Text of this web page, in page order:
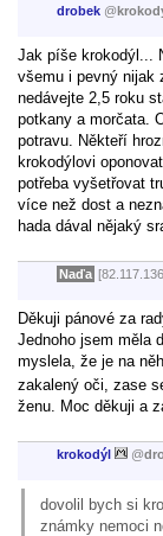
drobek @
Jak píše krokodýl...
všemu i pevný nijak
nedávejte 2,5 roku
potkany a morčata.
potravu. Někteří
krokodýlovi
potřeba vyšetřovat
více než dost a
hada dával nějaký
Naďa
Děkuji pánové za
Jednoho jsem měla
myslela, že je na
zakalený oči, zase
ženu. Moc děkuji a
krokodýl @
dovolil bych si
známky nemoci